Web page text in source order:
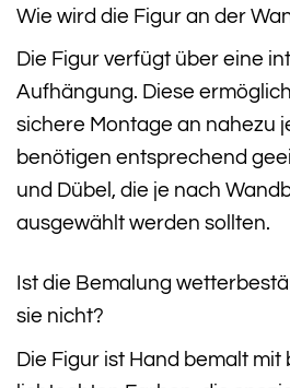
Wie wird die Figur an der
Die Figur verfügt über eine
Aufhängung. Diese
sichere Montage an nahezu
benötigen entsprechend
und Dübel, die je nach
ausgewählt werden sollten.
Ist die Bemalung
sie nicht?
Die Figur ist Hand bemalt mit